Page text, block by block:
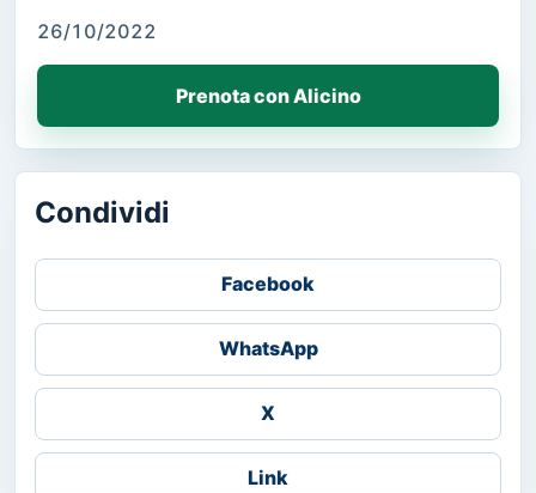
26/10/2022
Prenota con Alicino
Condividi
Facebook
WhatsApp
X
Link